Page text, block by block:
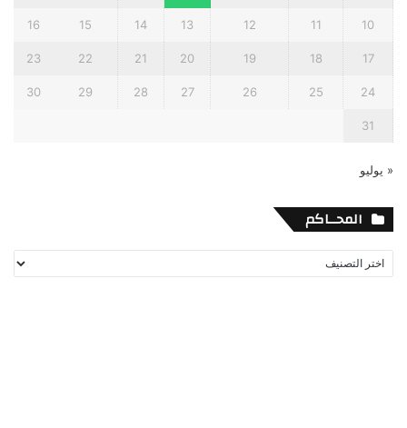
10
11
12
13
14
15
16
17
18
19
20
21
22
23
24
25
26
27
28
29
30
31
« يوليو
المحــاكم
المحــاكم